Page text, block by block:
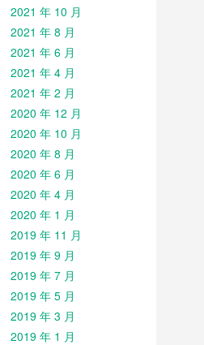
2021 年 10 月
2021 年 8 月
2021 年 6 月
2021 年 4 月
2021 年 2 月
2020 年 12 月
2020 年 10 月
2020 年 8 月
2020 年 6 月
2020 年 4 月
2020 年 1 月
2019 年 11 月
2019 年 9 月
2019 年 7 月
2019 年 5 月
2019 年 3 月
2019 年 1 月